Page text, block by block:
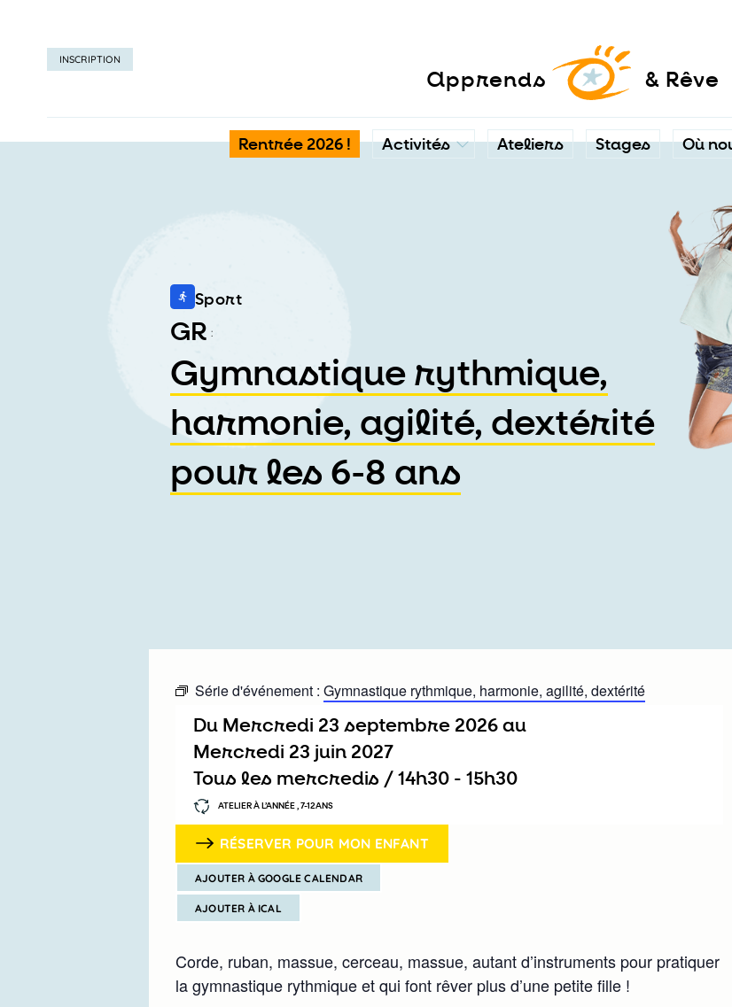
apprends & Rêve
Rentrée 2026 ! Activités Ateliers Stages Où
INSCRIPTION
Sport
GR :
Gymnastique rythmique,
harmonie, agilité, dextérité
pour les 6-8 ans
Série d'événement : Gymnastique rythmique, harmonie, agilité, dextérité
Du mercredi 23 septembre 2026 au
mercredi 23 juin 2027
Tous les mercredis / 14h30 - 15h30
ATELIER À L’ANNÉE , 7-12ANS
RÉSERVER POUR MON ENFANT
AJOUTER À GOOGLE CALENDAR
AJOUTER À ICAL
Corde, ruban, massue, cerceau, massue, autant d’instruments pour pratiquer
la gymnastique rythmique et qui font rêver plus d’une petite fille !